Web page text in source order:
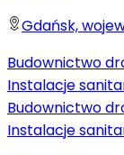
Gdańsk,
Budownictwo
Instalacje
Budownictwo
Instalacje